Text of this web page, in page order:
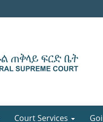
Court Services